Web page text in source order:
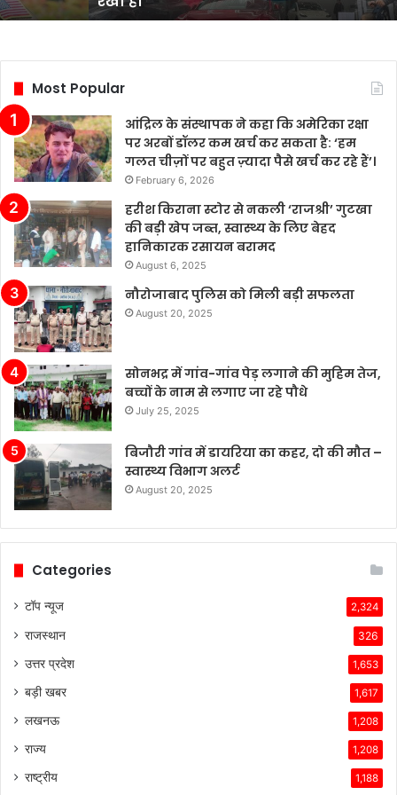
स्थिति
रखी
हालांकि
उद्योग
में
कई
चुनौतियाँ
हैं।
चीन
के
बढ़ते
में
टेस्ला
की
बिक्री
लगातार
मजबूत
बनी
हुई
है,
जबकि
अन्य
कंपनियां
समस्याओं
का
सामना
Most Popular
आंद्रिल के संस्थापक ने कहा कि अमेरिका रक्षा
पर अरबों डॉलर कम खर्च कर सकता है: ‘हम
गलत चीज़ों पर बहुत ज़्यादा पैसे खर्च कर रहे हैं’।
February 6, 2026
हरीश किराना स्टोर से नकली ‘राजश्री’ गुटखा
की बड़ी खेप जब्त, स्वास्थ्य के लिए बेहद
हानिकारक रसायन बरामद
August 6, 2025
नौरोजाबाद पुलिस को मिली बड़ी सफलता
August 20, 2025
सोनभद्र में गांव-गांव पेड़ लगाने की मुहिम तेज,
बच्चों के नाम से लगाए जा रहे पौधे
July 25, 2025
बिजौरी गांव में डायरिया का कहर, दो की मौत –
स्वास्थ्य विभाग अलर्ट
August 20, 2025
Categories
टॉप न्यूज 2,324
राजस्थान 326
उत्तर प्रदेश 1,653
बड़ी खबर 1,617
लखनऊ 1,208
राज्य 1,208
राष्ट्रीय 1,188